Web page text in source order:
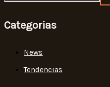
Categorias
News
Tendencias